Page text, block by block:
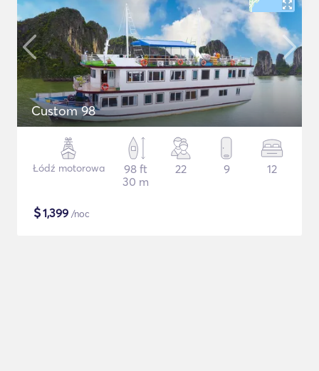
Custom 98
Łódź motorowa
98 ft
30 m
22 9 12
$1,399 /noc